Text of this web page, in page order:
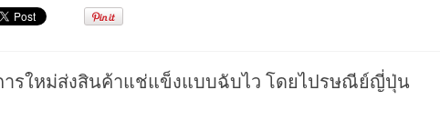
การใหม่ส่งสินค้าแช่แข็งแบบฉับไว โดยไปรษณีย์ญี่ปุ่น